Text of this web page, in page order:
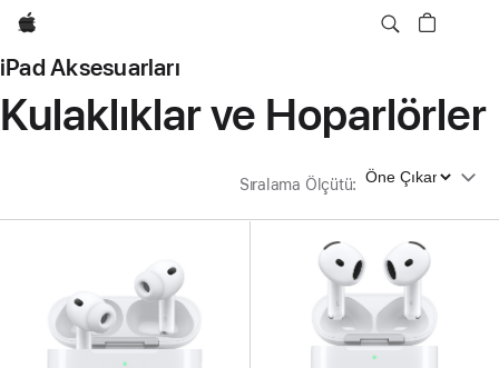
wzlhp
iPad Aksesuarları
Kulaklıklar ve Hoparlörler
Sıralama Ölçütü: Sıralama Ölçütü